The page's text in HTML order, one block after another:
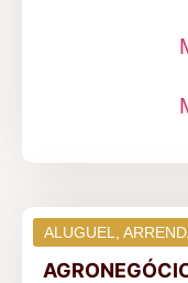
ALUGUEL